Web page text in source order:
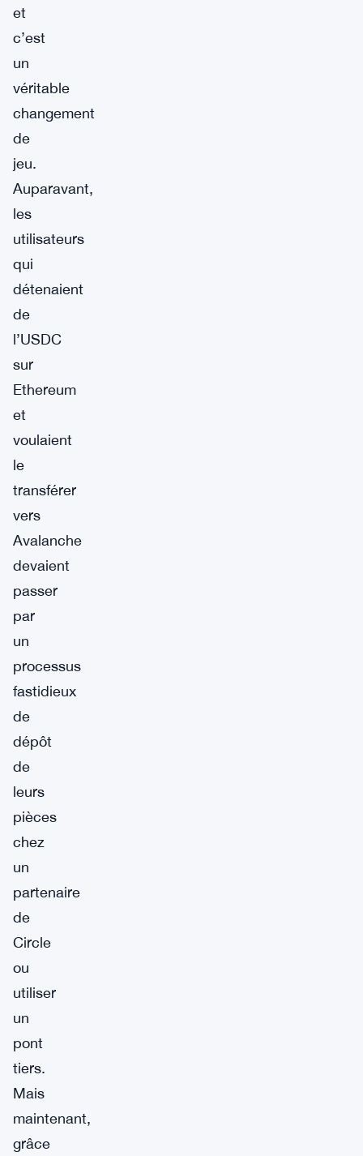
et
c’est
un
véritable
changement
de
jeu.
Auparavant,
les
utilisateurs
qui
détenaient
de
l’USDC
sur
Ethereum
et
voulaient
le
transférer
vers
Avalanche
devaient
passer
par
un
processus
fastidieux
de
dépôt
de
leurs
pièces
chez
un
partenaire
de
Circle
ou
utiliser
un
pont
tiers.
Mais
maintenant,
grâce